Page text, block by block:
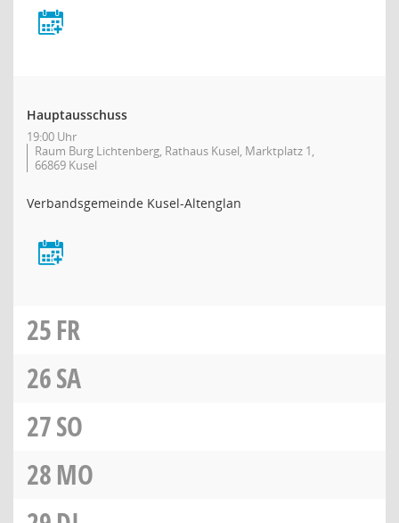
Hauptausschuss
19:00 Uhr
Raum Burg Lichtenberg, Rathaus Kusel, Marktplatz 1,
66869 Kusel
Verbandsgemeinde Kusel-Altenglan
25FR
26SA
27SO
28MO